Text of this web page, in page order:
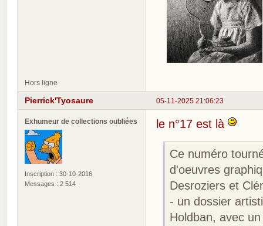
Hors ligne
05-11-2025 21:06:23
Pierrick'Tyosaure
Exhumeur de collections oubliées
Inscription : 30-10-2016
Messages : 2 514
le n°17 est là
Ce numéro
d'oeuvres
Desroziers et
- un dossier
Holdban, avec